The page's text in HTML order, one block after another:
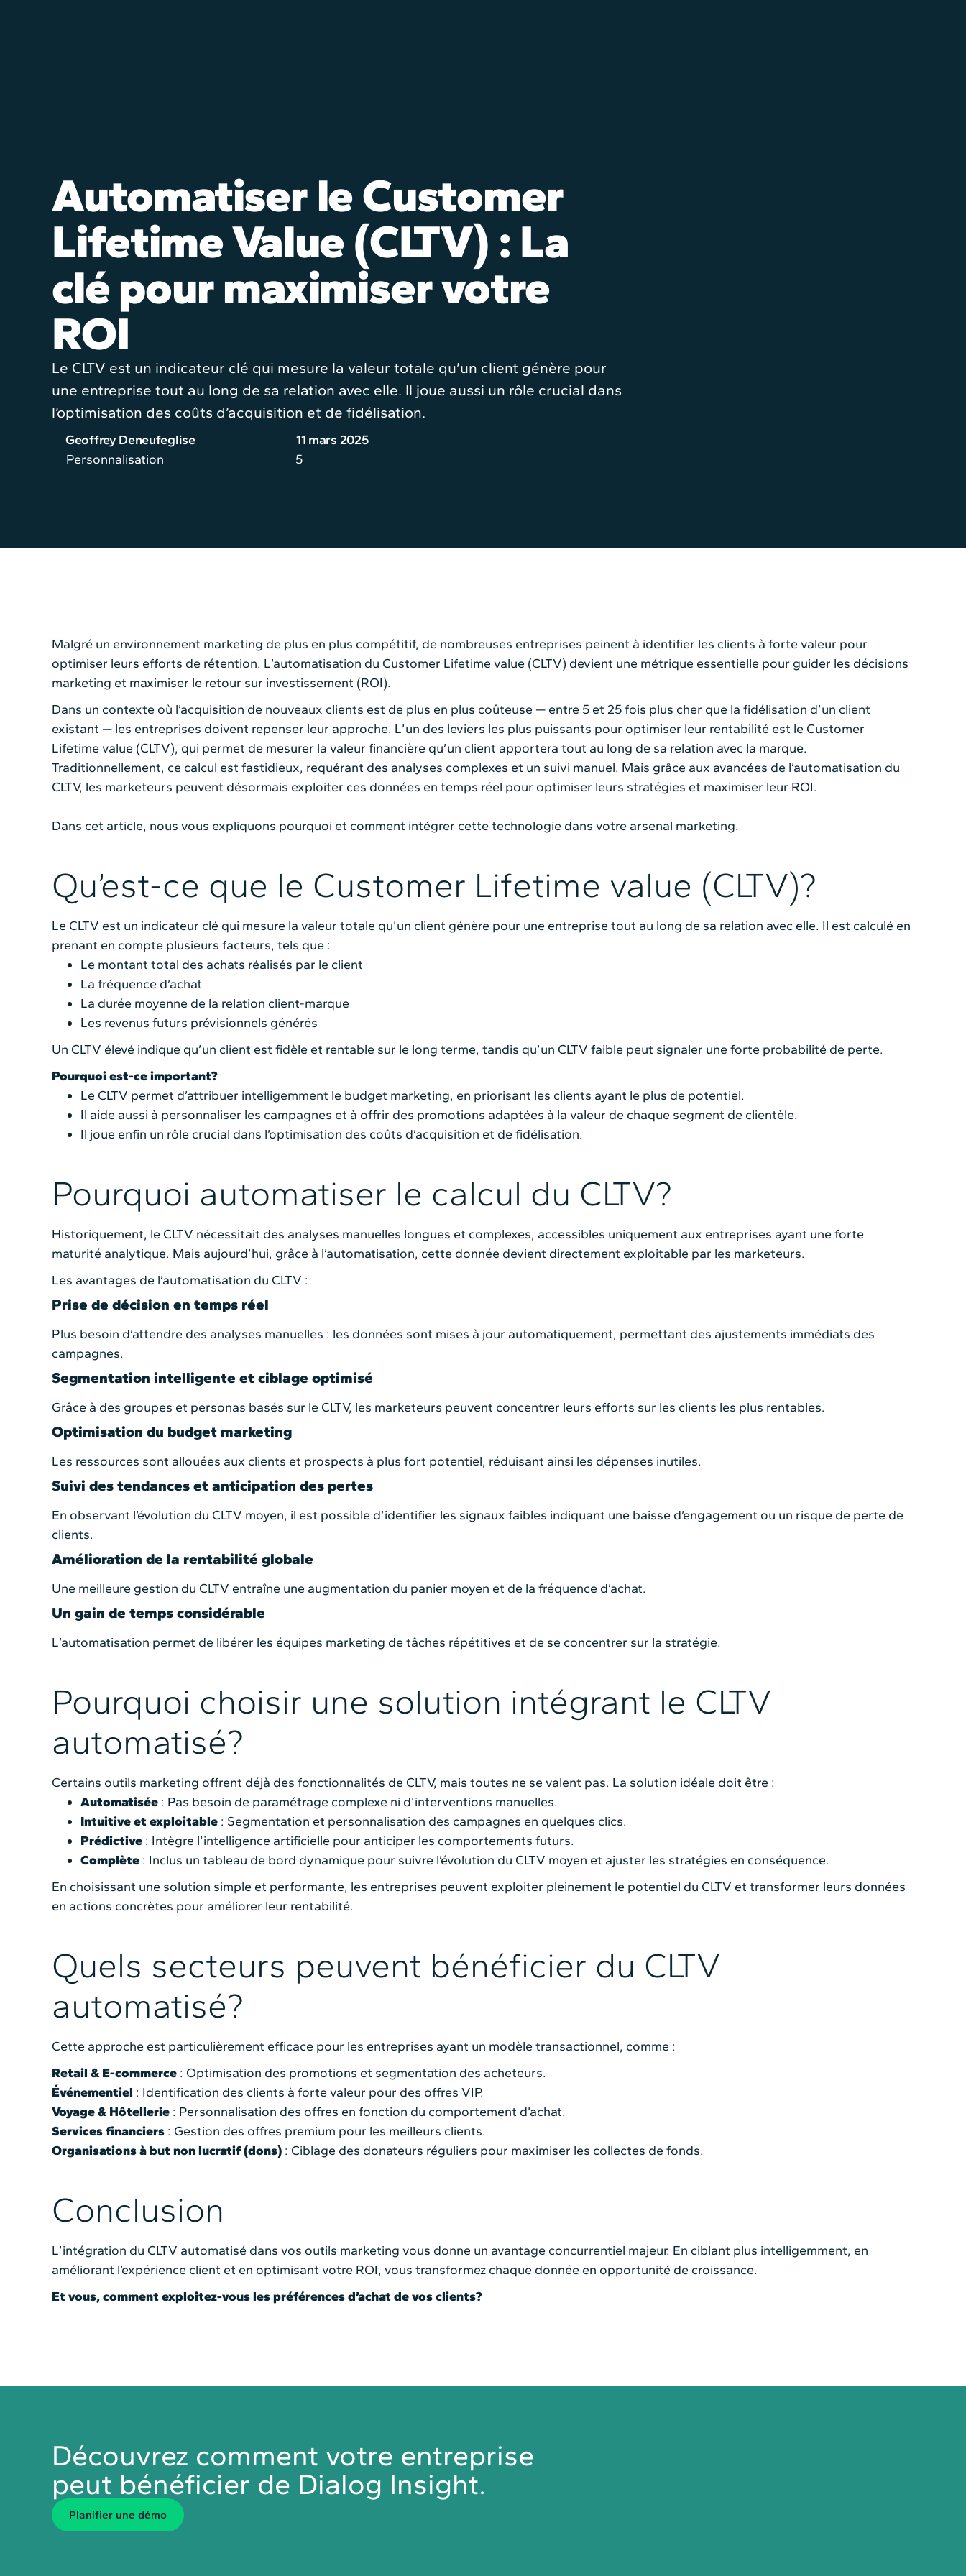
Automatiser le Customer
Lifetime Value (CLTV) : La
clé pour maximiser votre
ROI
Le CLTV est un indicateur clé qui mesure la valeur totale qu’un client génère pour
une entreprise tout au long de sa relation avec elle. Il joue aussi un rôle crucial dans
l’optimisation des coûts d’acquisition et de fidélisation.
Geoffrey Deneufeglise
11 mars 2025
Personnalisation
5
Malgré un environnement marketing de plus en plus compétitif, de nombreuses entreprises peinent à identifier les clients à forte valeur pour
optimiser leurs efforts de rétention. L’automatisation du Customer Lifetime value (CLTV) devient une métrique essentielle pour guider les décisions
marketing et maximiser le retour sur investissement (ROI).
Dans un contexte où l’acquisition de nouveaux clients est de plus en plus coûteuse — entre 5 et 25 fois plus cher que la fidélisation d’un client
existant — les entreprises doivent repenser leur approche. L’un des leviers les plus puissants pour optimiser leur rentabilité est le Customer
Lifetime value (CLTV), qui permet de mesurer la valeur financière qu’un client apportera tout au long de sa relation avec la marque.
Traditionnellement, ce calcul est fastidieux, requérant des analyses complexes et un suivi manuel. Mais grâce aux avancées de l’automatisation du
CLTV, les marketeurs peuvent désormais exploiter ces données en temps réel pour optimiser leurs stratégies et maximiser leur ROI.
Dans cet article, nous vous expliquons pourquoi et comment intégrer cette technologie dans votre arsenal marketing.
Qu’est-ce que le Customer Lifetime value (CLTV)?
Le CLTV est un indicateur clé qui mesure la valeur totale qu’un client génère pour une entreprise tout au long de sa relation avec elle. Il est calculé en
prenant en compte plusieurs facteurs, tels que :
Le montant total des achats réalisés par le client
La fréquence d’achat
La durée moyenne de la relation client-marque
Les revenus futurs prévisionnels générés
Un CLTV élevé indique qu’un client est fidèle et rentable sur le long terme, tandis qu’un CLTV faible peut signaler une forte probabilité de perte.
Pourquoi est-ce important?
Le CLTV permet d’attribuer intelligemment le budget marketing, en priorisant les clients ayant le plus de potentiel.
Il aide aussi à personnaliser les campagnes et à offrir des promotions adaptées à la valeur de chaque segment de clientèle.
Il joue enfin un rôle crucial dans l’optimisation des coûts d’acquisition et de fidélisation.
Pourquoi automatiser le calcul du CLTV?
Historiquement, le CLTV nécessitait des analyses manuelles longues et complexes, accessibles uniquement aux entreprises ayant une forte
maturité analytique. Mais aujourd’hui, grâce à l’automatisation, cette donnée devient directement exploitable par les marketeurs.
Les avantages de l’automatisation du CLTV :
Prise de décision en temps réel
Plus besoin d’attendre des analyses manuelles : les données sont mises à jour automatiquement, permettant des ajustements immédiats des
campagnes.
Segmentation intelligente et ciblage optimisé
Grâce à des groupes et personas basés sur le CLTV, les marketeurs peuvent concentrer leurs efforts sur les clients les plus rentables.
Optimisation du budget marketing
Les ressources sont allouées aux clients et prospects à plus fort potentiel, réduisant ainsi les dépenses inutiles.
Suivi des tendances et anticipation des pertes
En observant l’évolution du CLTV moyen, il est possible d’identifier les signaux faibles indiquant une baisse d’engagement ou un risque de perte de
clients.
Amélioration de la rentabilité globale
Une meilleure gestion du CLTV entraîne une augmentation du panier moyen et de la fréquence d’achat.
Un gain de temps considérable
L’automatisation permet de libérer les équipes marketing de tâches répétitives et de se concentrer sur la stratégie.
Pourquoi choisir une solution intégrant le CLTV
automatisé?
Certains outils marketing offrent déjà des fonctionnalités de CLTV, mais toutes ne se valent pas. La solution idéale doit être :
Automatisée : Pas besoin de paramétrage complexe ni d’interventions manuelles.
Intuitive et exploitable : Segmentation et personnalisation des campagnes en quelques clics.
Prédictive : Intègre l’intelligence artificielle pour anticiper les comportements futurs.
Complète : Inclus un tableau de bord dynamique pour suivre l’évolution du CLTV moyen et ajuster les stratégies en conséquence.
En choisissant une solution simple et performante, les entreprises peuvent exploiter pleinement le potentiel du CLTV et transformer leurs données
en actions concrètes pour améliorer leur rentabilité.
Quels secteurs peuvent bénéficier du CLTV
automatisé?
Cette approche est particulièrement efficace pour les entreprises ayant un modèle transactionnel, comme :
Retail & E-commerce : Optimisation des promotions et segmentation des acheteurs.
Événementiel : Identification des clients à forte valeur pour des offres VIP.
Voyage & Hôtellerie : Personnalisation des offres en fonction du comportement d’achat.
Services financiers : Gestion des offres premium pour les meilleurs clients.
Organisations à but non lucratif (dons) : Ciblage des donateurs réguliers pour maximiser les collectes de fonds.
Conclusion
L’intégration du CLTV automatisé dans vos outils marketing vous donne un avantage concurrentiel majeur. En ciblant plus intelligemment, en
améliorant l’expérience client et en optimisant votre ROI, vous transformez chaque donnée en opportunité de croissance.
Et vous, comment exploitez-vous les préférences d’achat de vos clients?
Découvrez comment votre entreprise
peut bénéficier de Dialog Insight.
Planiﬁer une démo